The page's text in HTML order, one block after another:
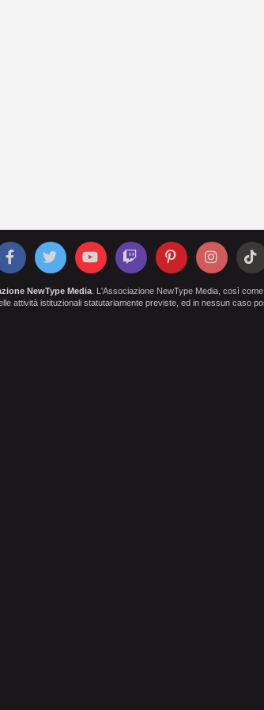
NewType Media. L'Associazione NewType Media, così
attività istituzionali statutariamente previste, ed in nessun caso